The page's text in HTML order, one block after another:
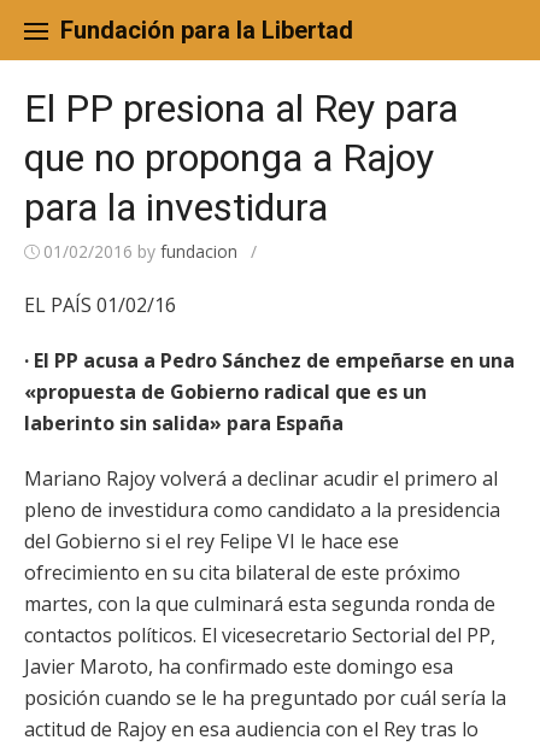
content
Fundación para la Libertad
El PP presiona al Rey para
que no proponga a Rajoy
para la investidura
01/02/2016 by fundacion /
EL PAÍS 01/02/16
· El PP acusa a Pedro Sánchez de empeñarse en una
«propuesta de Gobierno radical que es un
laberinto sin salida» para España
Mariano Rajoy volverá a declinar acudir el primero al
pleno de investidura como candidato a la presidencia
del Gobierno si el rey Felipe VI le hace ese
ofrecimiento en su cita bilateral de este próximo
martes, con la que culminará esta segunda ronda de
contactos políticos. El vicesecretario Sectorial del PP,
Javier Maroto, ha confirmado este domingo esa
posición cuando se le ha preguntado por cuál sería la
actitud de Rajoy en esa audiencia con el Rey tras lo